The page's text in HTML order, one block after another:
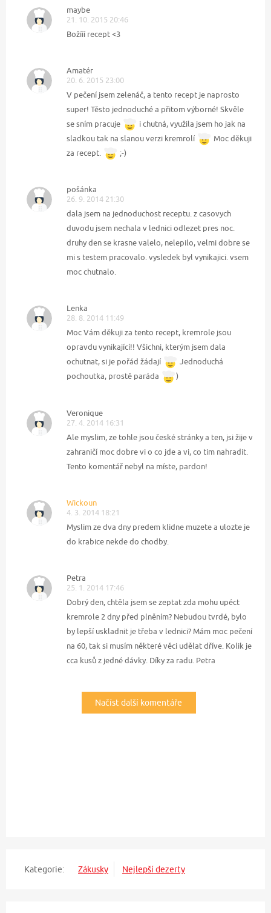
maybe
21. 10. 2015 20:46
Božííí recept <3
Amatér
20. 6. 2015 23:00
V pečení jsem zelenáč, a tento recept je naprosto
super! Těsto jednoduché a přitom výborné! Skvěle
se sním pracuje
i chutná, využila jsem ho jak na
sladkou tak na slanou verzi kremrolí
Moc děkuji
za recept.
;-)
pošánka
26. 9. 2014 21:30
dala jsem na jednoduchost receptu. z casovych
duvodu jsem nechala v lednici odlezet pres noc.
druhy den se krasne valelo, nelepilo, velmi dobre se
mi s testem pracovalo. vysledek byl vynikajici. vsem
moc chutnalo.
Lenka
28. 8. 2014 11:49
Moc Vám děkuji za tento recept, kremrole jsou
opravdu vynikající!! Všichni, kterým jsem dala
ochutnat, si je pořád žádají
Jednoduchá
pochoutka, prostě paráda
)
Veronique
27. 4. 2014 16:31
Ale myslim, ze tohle jsou české stránky a ten, jsi žije v
zahraničí moc dobre vi o co jde a vi, co tim nahradit.
Tento komentář nebyl na míste, pardon!
Wickoun
4. 3. 2014 18:21
Myslim ze dva dny predem klidne muzete a ulozte je
do krabice nekde do chodby.
Petra
25. 1. 2014 17:46
Dobrý den, chtěla jsem se zeptat zda mohu upéct
kremrole 2 dny před plněním? Nebudou tvrdé, bylo
by lepší uskladnit je třeba v lednici? Mám moc pečení
na 60, tak si musím některé věci udělat dříve. Kolik je
cca kusů z jedné dávky. Díky za radu. Petra
Načíst další komentáře
Kategorie: Zákusky Nejlepší dezerty